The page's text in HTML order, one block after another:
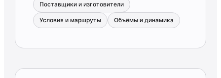
Поставщики и изготовители
Условия и маршруты Объёмы и динамика